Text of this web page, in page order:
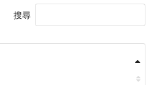
搜尋